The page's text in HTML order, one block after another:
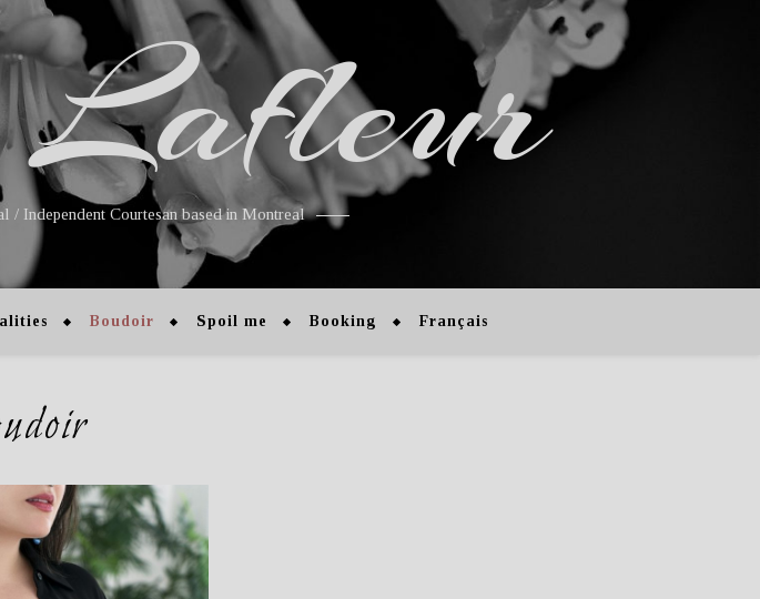
Lafleur
/ Independent Courtesan based in Montreal
Boudoir Spoil me Booking Français